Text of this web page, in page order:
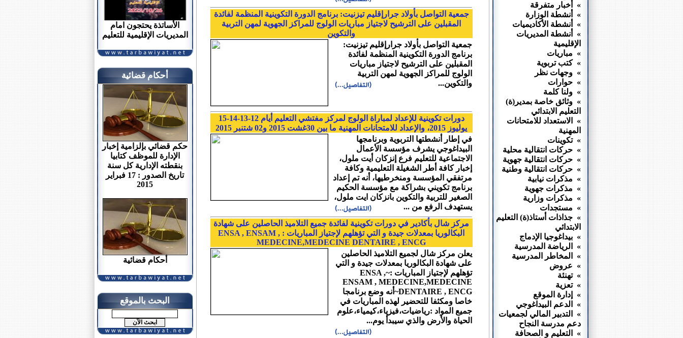
الأساتذة يحتجون امام
المديريات الإقليمية للتعليم
أحكام قضائية
حكم قضائي بإلزامية إخبار
الإدارة للموظف كتابيا
بنقطته الإدارية كل سنة
تاريخ الصدور : 17 فبراير
2015
أحكام قضائية
البحث بالموقع
جمعية التواصل بأولاد جرارإقليم تيزنيت: برنامج الدورة التكوينية المنظمة لفائدة
المقبلين على الترشيح لاجتياز مباريات الولوج للمراكز الجهوية لمهن التربية
والتكوين
جمعية التواصل بأولاد جرارإقليم تيزنيت:
برنامج الدورة التكوينية المنظمة لفائدة
المقبلين على الترشيح لاجتياز مباريات
الولوج للمراكز الجهوية لمهن التربية
والتكوين...
دورات تكوينية للإعداد لمباراة الولوج لمركز مفتشي التعليم أيام 12-13-14-15
يوليوز 2015، والإعداد للامتحانات المهنية ما بين 30غشت 2015 و02 شتنبر 2015
في إطار أنشطتها التربوية وبرنامجها
البيداغوجي يشرف مؤسسة الأعمال
الاجتماعية للتعليم فرع إنزكان أيت ملول،
إخبار كافة أطر الشغيلة التعليمية وكافة
مرتفقي المؤسسة ومنخرطيها، أنه تم إعداد
برنامج تكويني بشراكة مع مؤسسة الحكيم
الصغير للتربية والتكوين بانزكان ايت ملول،
يستهدف الرفع من ...
مركز شال بأكادير في دورات تكوينية لفائدة جميع التلاميذ الحاصلين على شهادة
البكالوريا بمعدلات جيدة و التي تؤهلهم لإجتياز المباريات : ENSA , ENSAM ,
MEDECINE,MEDECINE DENTAIRE , ENCG
يعلن مركز شال لجميع التلاميذ الحاصلين
على شهادة البكالوريا بمعدلات جيدة و التي
تؤهلهم لإجتياز المباريات :~ENSA ,
ENSAM , MEDECINE,MEDECINE
DENTAIRE , ENCG~أنه وضع برنامجا
خاصا ومكثفا للتحضير لهذه المباريات في
جميع المواد :رياضيات،فيزياء،كيمياء،علوم
الحياة والأرض والذي سيبدأ يوم...
» أخبار متفرقة
» أنشطة الوزارة
» أنشطة الأكاديميات
» أنشطة المديريات
الإقليمية
» مباريات
» كتب تربوية
» وجهات نظر
» حوارات
» ولنا كلمة
» وثائق خاصة بمدير(ة)
التعليم الابتدائي
» الاستعداد للامتحانات
المهنية
» تكوينات
» حركات انتقالية محلية
» حركات انتقالية جهوية
» حركات انتقالية وطنية
» مذكرات نيابية
» مذكرات جهوية
» مذكرات وزارية
» مستجدات
» جذاذات أستاذ(ة) التعليم
الابتدائي
» بيداغوجيا الإدماج
» الرياضة المدرسية
» المخاطر المدرسية
» عروض
» تهنئة
» تعزية
» إدارة الموقع
» الدعم البيداغوجي
» التدبير المالي لجمعيات
دعم مدرسة النجاح
» التعليم و الصحافة